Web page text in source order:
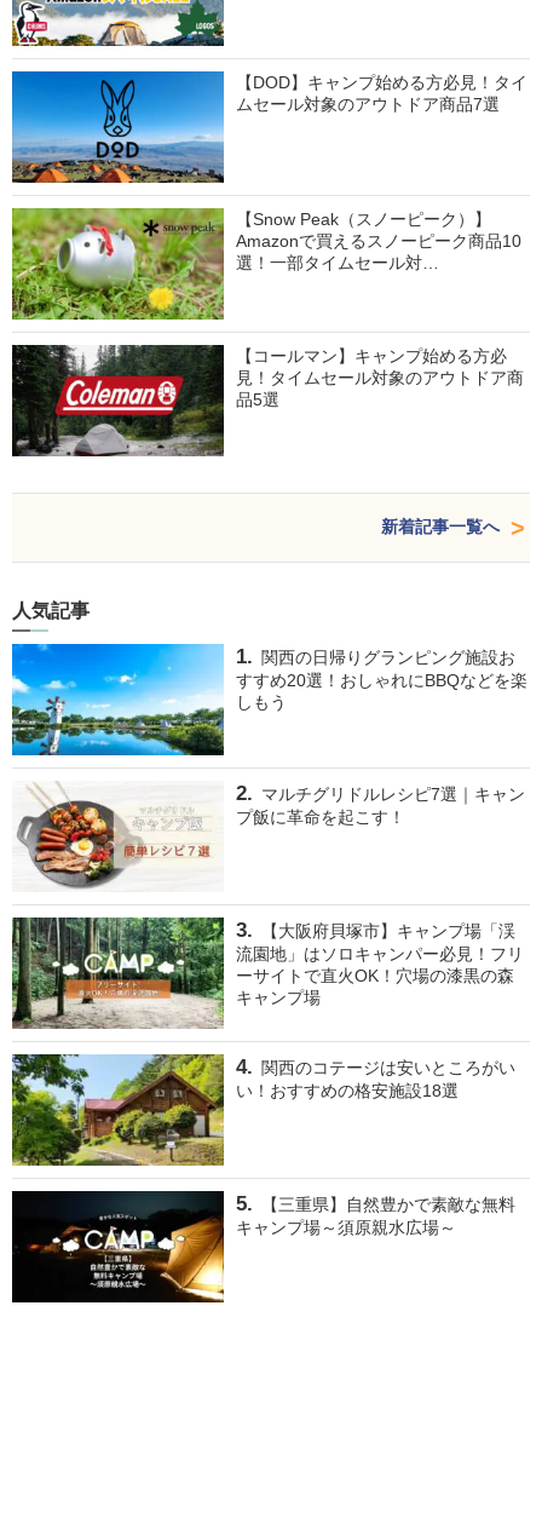
【DOD】キャンプ始める方必見！タイ
ムセール対象のアウトドア商品7選
【Snow Peak（スノーピーク）】
Amazonで買えるスノーピーク商品10
選！一部タイムセール対…
【コールマン】キャンプ始める方必
見！タイムセール対象のアウトドア商
品5選
新着記事一覧へ
人気記事
関西の日帰りグランピング施設お
すすめ20選！おしゃれにBBQなどを楽
しもう
マルチグリドルレシピ7選｜キャン
プ飯に革命を起こす！
【大阪府貝塚市】キャンプ場「渓
流園地」はソロキャンパー必見！フリ
ーサイトで直火OK！穴場の漆黒の森
キャンプ場
関西のコテージは安いところがい
い！おすすめの格安施設18選
【三重県】自然豊かで素敵な無料
キャンプ場～須原親水広場～